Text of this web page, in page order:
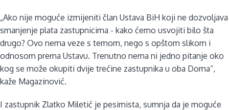
„Ako nije moguće izmijeniti član Ustava BiH koji ne dozvoljava
smanjenje plata zastupnicima - kako ćemo usvojiti bilo šta
drugo? Ovo nema veze s temom, nego s opštom slikom i
odnosom prema Ustavu. Trenutno nema ni jedno pitanje oko
kog se može okupiti dvije trećine zastupnika u oba Doma“,
kaže Magazinović.
I zastupnik Zlatko Miletić je pesimista, sumnja da je moguće